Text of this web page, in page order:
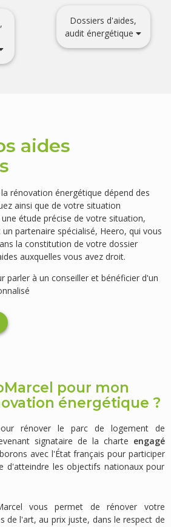
Dossiers d'aides,
audit énergétique
aides
rénovation énergétique dépend des
ainsi que de votre situation
étude précise de votre situation,
partenaire spécialisé, Heero, qui vous
la constitution de votre dossier
auxquelles vous avez droit.
parler à un conseiller et bénéficier d'un
pour mon
énergétique ?
rénover le parc de logement de
signataire de la charte engagé
avec l'État français pour participer
d'atteindre les objectifs nationaux pour
vous permet de rénover votre
de l'art, au prix juste, dans le respect de